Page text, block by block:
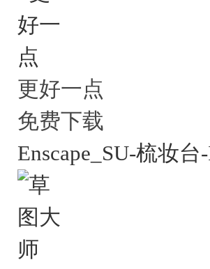
更好一点
免费下载
Enscape_SU-梳妆台